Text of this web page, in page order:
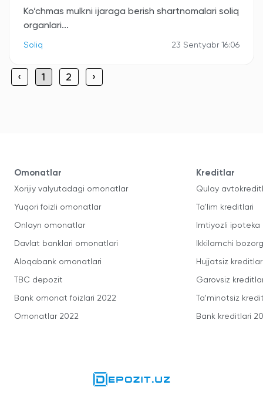
Ko‘chmas mulkni ijaraga berish shartnomalari soliq
organlari...
Soliq 23 Sentyabr 16:06
‹ 1 2 ›
Omonatlar
Xorijiy valyutadagi omonatlar
Yuqori foizli omonatlar
Onlayn omonatlar
Davlat banklari omonatlari
Aloqabank omonatlari
TBC depozit
Bank omonat foizlari 2022
Omonatlar 2022
Kreditlar
Qulay
Ta'lim kreditlari
Imtiyozli ipoteka
Ikkilamchi
Hujjatsiz kreditlar
Garovsiz
Ta'minotsiz
Bank kreditlari